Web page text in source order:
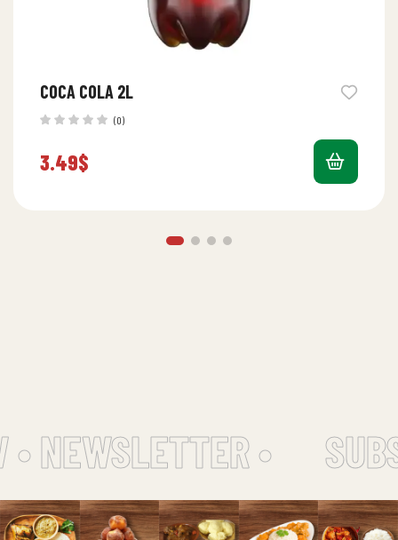
COCA COLA 2L
(0)
3.49$
NEWSLETTER •